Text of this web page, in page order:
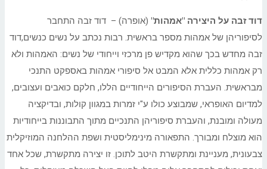
דוד זבה על היצירה "אמהות" (אופרה) – דוד זבה התחבר
לסיפוריהן של אמהות מספר בראשית. רבות נכתב על נשים כנשים,דוד
זבה מחדש בכך שהוא מקדיש פן מרכזי וייחודי של נשים: האמהות ולא
רק אמהות כללית אלא המבט אל סיפורי אמהות באספקט התנכי
מבראשית. העברת הסיפורים הייחודיים הללו, חלקם כואבים ועצובים,
למדיום האופראי, שמבוצע כולו ע"י זמרות במגוון קולות, ובדיקציה
מעולה ומובנת, והעברת סיפוריהן התנכיים מתוך התבוננות בייחודיות
הוא מוצלח ומבורך. התפאורה מינימליסטית ושפת ההלחנה המוזיקלית
צבעונית, מעניינת ומתקשרת היטב לתוכן. זו יצירה מתקשרת, שכל אחד